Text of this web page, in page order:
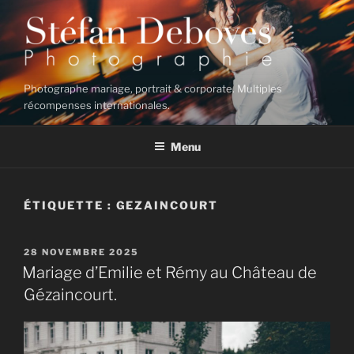
au
contenu
principal
Photographe mariage, portrait & corporate. Multiples
récompenses internationales.
Menu
ÉTIQUETTE : GEZAINCOURT
PUBLIÉ
LE
28 NOVEMBRE 2025
Mariage d’Emilie et Rémy au Château de
Gézaincourt.